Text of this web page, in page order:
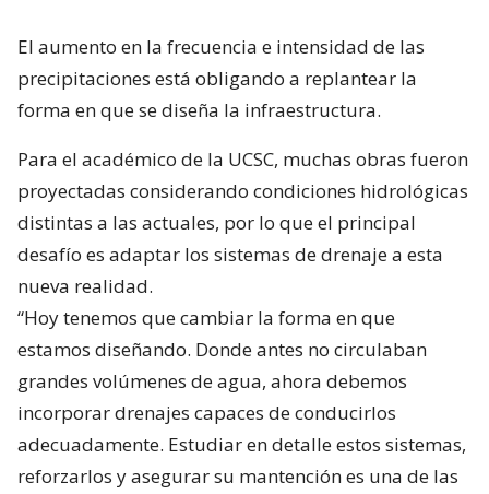
El aumento en la frecuencia e intensidad de las
precipitaciones está obligando a replantear la
forma en que se diseña la infraestructura.
Para el académico de la UCSC, muchas obras fueron
proyectadas considerando condiciones hidrológicas
distintas a las actuales, por lo que el principal
desafío es adaptar los sistemas de drenaje a esta
nueva realidad.
“Hoy tenemos que cambiar la forma en que
estamos diseñando. Donde antes no circulaban
grandes volúmenes de agua, ahora debemos
incorporar drenajes capaces de conducirlos
adecuadamente. Estudiar en detalle estos sistemas,
reforzarlos y asegurar su mantención es una de las